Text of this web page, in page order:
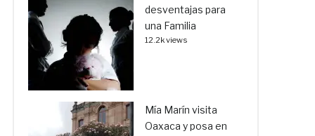
desventajas para
una Familia
12.2k views
Mía Marín visita
Oaxaca y posa en